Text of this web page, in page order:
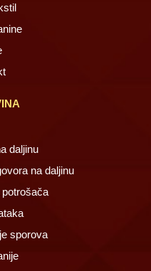
daljinu
na daljinu
sporova